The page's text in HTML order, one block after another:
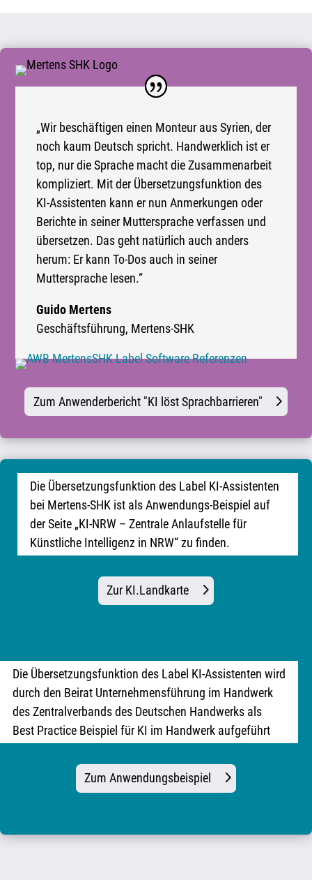
„Wir beschäftigen einen Monteur aus Syrien, der
noch kaum Deutsch spricht. Handwerklich ist er
top, nur die Sprache macht die Zusammenarbeit
kompliziert. Mit der Übersetzungsfunktion des
KI-Assistenten kann er nun Anmerkungen oder
Berichte in seiner Muttersprache verfassen und
übersetzen. Das geht natürlich auch anders
herum: Er kann To-Dos auch in seiner
Muttersprache lesen.“
Guido Mertens
Geschäftsführung, Mertens-SHK
Zum Anwenderbericht "KI löst Sprachbarrieren"
Die Übersetzungsfunktion des Label KI-Assistenten
bei Mertens-SHK ist als Anwendungs-Beispiel auf
der Seite „KI-NRW – Zentrale Anlaufstelle für
Künstliche Intelligenz in NRW“ zu finden.
Zur KI.Landkarte
Die Übersetzungsfunktion des Label KI-Assistenten wird
durch den Beirat Unternehmensführung im Handwerk
des Zentralverbands des Deutschen Handwerks als
Best Practice Beispiel für KI im Handwerk aufgeführt
Zum Anwendungsbeispiel